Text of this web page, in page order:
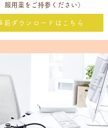
服用薬をご持参ください）
前ダウンロードはこちら